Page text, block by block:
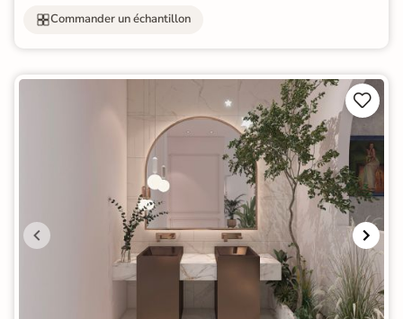
Commander un échantillon

